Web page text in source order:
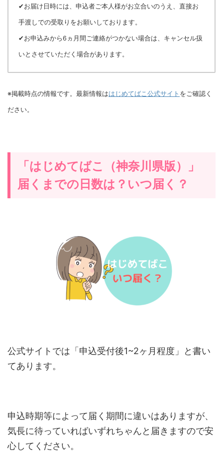
✔お届け日時には、申込者ご本人様がお立合いのうえ、直接お
手渡しでの受取りをお願いしております。
✔お申込みから6ヵ月間ご連絡がつかない場合は、キャンセル扱
いとさせていただく場合があります。
※掲載時点の情報です。最新情報ははじめてばこ公式サイト をご確認く
ださい。
「はじめてばこ（神奈川県版）」
届くまでの日数は？いつ届く？
公式サイトでは「申込受付後1~2ヶ月程度」と書い
てあります。
申込時期等によって届く期間に違いはありますが、
気長に待っていればいずれちゃんと届きますので安
心してください。